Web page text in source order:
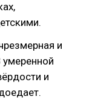
и
умеренной
и